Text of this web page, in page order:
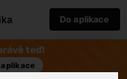
Do aplikace
teď!
aplikace